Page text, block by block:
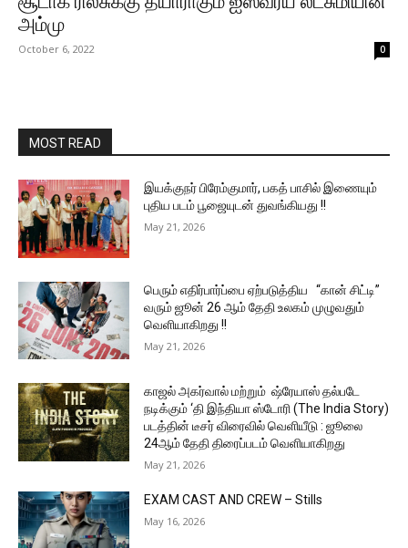
அம்மு
October 6, 2022 0
MOST READ
இயக்குநர் பிரேம்குமார், பகத் பாசில் இணையும்
புதிய படம் பூஜையுடன் துவங்கியது !!
May 21, 2026
பெரும் எதிர்பார்ப்பை ஏற்படுத்திய “கான் சிட்டி”
வரும் ஜூன் 26 ஆம் தேதி உலகம் முழுவதும்
வெளியாகிறது !!
May 21, 2026
காஜல் அகர்வால் மற்றும் ஷ்ரேயாஸ் தல்படே
நடிக்கும் ‘தி இந்தியா ஸ்டோரி (The India Story)
படத்தின் டீசர் விரைவில் வெளியீடு : ஜூலை
24ஆம் தேதி திரைப்படம் வெளியாகிறது
May 21, 2026
EXAM CAST AND CREW – Stills
May 16, 2026